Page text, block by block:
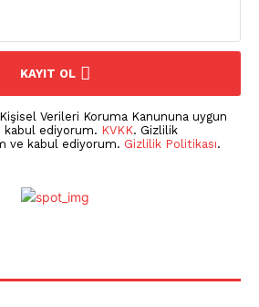
KAYIT OL
Verileri Koruma Kanununa uygun
ediyorum. KVKK. Gizlilik
ve kabul ediyorum. Gizlilik Politikası.